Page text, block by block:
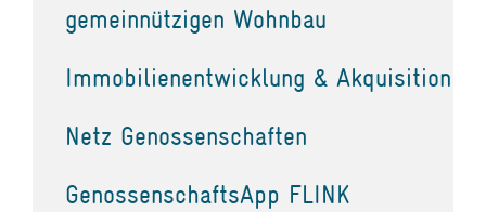
gemeinnützigen Wohnbau
Immobilienentwicklung & Akquisition
Netz Genossenschaften
GenossenschaftsApp FLINK